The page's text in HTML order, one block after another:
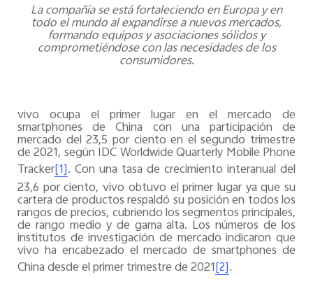
La compañía se está fortaleciendo en Europa y en
todo el mundo al expandirse a nuevos mercados,
formando equipos y asociaciones sólidos y
comprometiéndose con las necesidades de los
consumidores.
vivo ocupa el primer lugar en el mercado de
smartphones de China con una participación de
mercado del 23,5 por ciento en el segundo trimestre
de 2021, según IDC Worldwide Quarterly Mobile Phone
Tracker[1]. Con una tasa de crecimiento interanual del
23,6 por ciento, vivo obtuvo el primer lugar ya que su
cartera de productos respaldó su posición en todos los
rangos de precios, cubriendo los segmentos principales,
de rango medio y de gama alta. Los números de los
institutos de investigación de mercado indicaron que
vivo ha encabezado el mercado de smartphones de
China desde el primer trimestre de 2021[2].